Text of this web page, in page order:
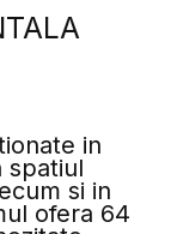
in
spatiul
si in
ofera 64